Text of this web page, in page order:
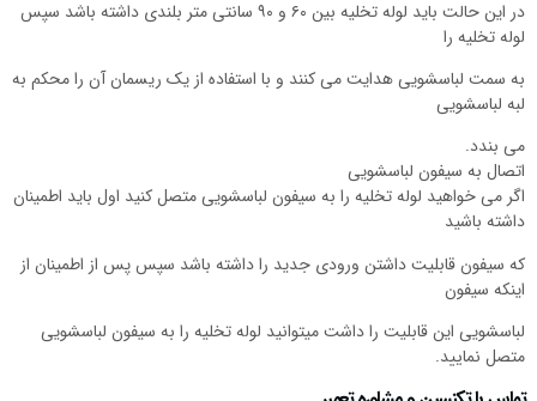
در این حالت باید لوله تخلیه بین ۶۰ و ۹۰ سانتی متر بلندی داشته باشد سپس
لوله تخلیه را
به سمت لباسشویی هدایت می کنند و با استفاده از یک ریسمان آن را محکم به
لبه لباسشویی
می بندد.
اتصال به سیفون لباسشویی
اگر می خواهید لوله تخلیه را به سیفون لباسشویی متصل کنید اول باید اطمینان
داشته باشید
که سیفون قابلیت داشتن ورودی جدید را داشته باشد سپس پس از اطمینان از
اینکه سیفون
لباسشویی این قابلیت را داشت میتوانید لوله تخلیه را به سیفون لباسشویی
متصل نمایید.